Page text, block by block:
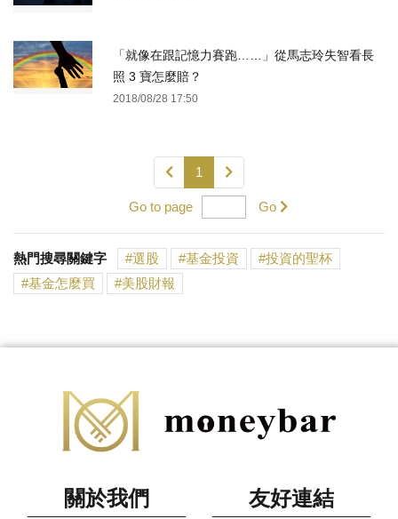
「就像在跟記憶力賽跑……」從馬志玲失智看長
照 3 寶怎麼賠？
2018/08/28 17:50
1
Go to page Go
熱門搜尋關鍵字 選股 基金投資
投資的聖杯
基金怎麼買
美股財報
關於我們 友好連結